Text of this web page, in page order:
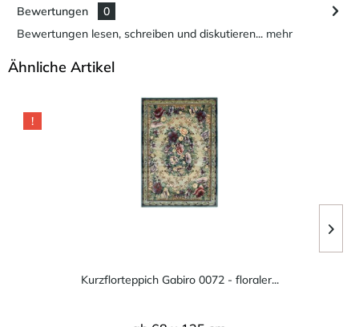
Bewertungen
0
Bewertungen lesen, schreiben und diskutieren... mehr
Ähnliche Artikel
!
Kurzflorteppich Gabiro 0072 - floraler...